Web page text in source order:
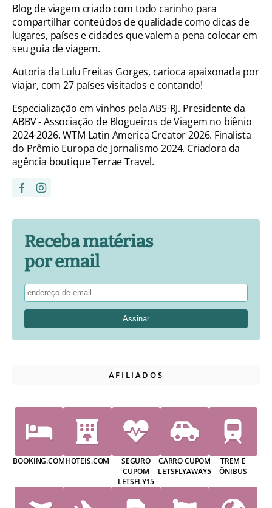
Blog de viagem criado com todo carinho para
compartilhar conteúdos de qualidade como dicas de
lugares, países e cidades que valem a pena colocar em
seu guia de viagem.
Autoria da Lulu Freitas Gorges, carioca apaixonada por
viajar, com 27 países visitados e contando!
Especialização em vinhos pela ABS-RJ. Presidente da
ABBV - Associação de Blogueiros de Viagem no biênio
2024-2026. WTM Latin America Creator 2026. Finalista
do Prêmio Europa de Jornalismo 2024. Criadora da
agência boutique Terrae Travel.
Receba matérias
por email
AFILIADOS
BOOKING.COMHOTEIS.COM
SEGURO
CUPOM
LETSFLY15
CARRO CUPOM
LETSFLYAWAY5
TREM E
ÔNIBUS